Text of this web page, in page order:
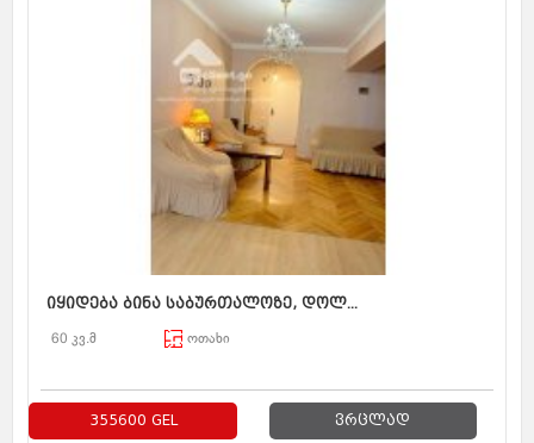
იყიდება ბინა საბურთალოზე, დოლ...
60 კვ.მ ოთახი
355600 GEL ვრცლად